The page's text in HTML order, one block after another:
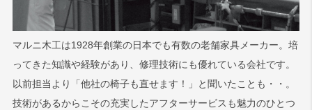
検索
マルニ木工は1928年創業の日本でも有数の老舗家具メーカー。培
ってきた知識や経験があり、修理技術にも優れている会社です。
以前担当より「他社の椅子も直せます！」と聞いたことも・・。
技術があるからこその充実したアフターサービスも魅力のひとつ